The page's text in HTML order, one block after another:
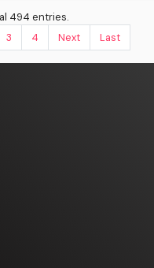
494 entries.
3 4 Next Last